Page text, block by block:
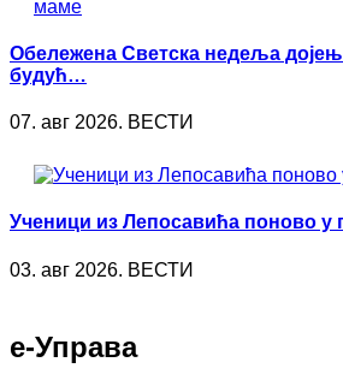
Обележена Светска недеља
будућ…
07. авг 2026. ВЕСТИ
Ученици из Лепосавића поново у
03. авг 2026. ВЕСТИ
е-Управа